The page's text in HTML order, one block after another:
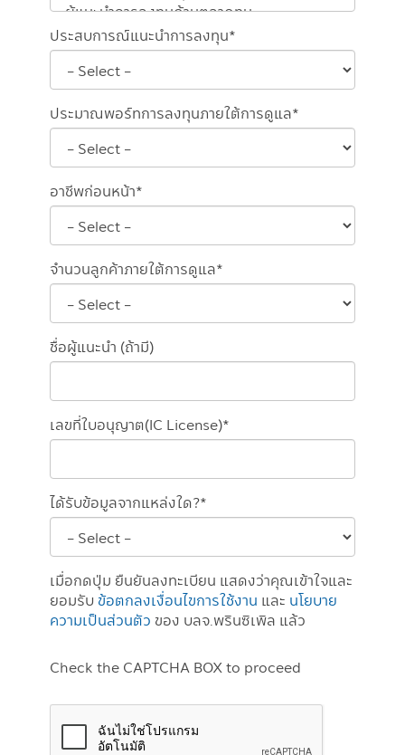
ประสบการณ์แนะนำการลงทุน*
ประมาณพอร์ทการลงทุนภายใต้การดูแล*
อาชีพก่อนหน้า*
จำนวนลูกค้าภายใต้การดูแล*
ชื่อผู้แนะนำ (ถ้ามี)
เลขที่ใบอนุญาต(IC License)*
ได้รับข้อมูลจากแหล่งใด?*
เมื่อกดปุ่ม ยืนยันลงทะเบียน แสดงว่าคุณเข้าใจและ
ยอมรับ ข้อตกลงเงื่อนไขการใช้งาน และ นโยบาย
ความเป็นส่วนตัว ของ บลจ.พรินซิเพิล แล้ว
Check the CAPTCHA BOX to proceed